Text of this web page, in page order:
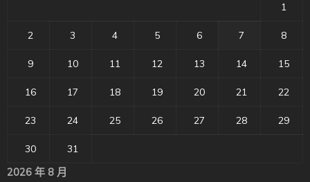
2026 年 8 月
1
2 3 4 5 6 7 8
9 10 11 12 13 14 15
16 17 18 19 20 21 22
23 24 25 26 27 28 29
30 31